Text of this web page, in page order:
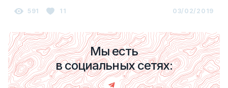
591 11 03/02/2019
Мы есть
в социальных сетях: